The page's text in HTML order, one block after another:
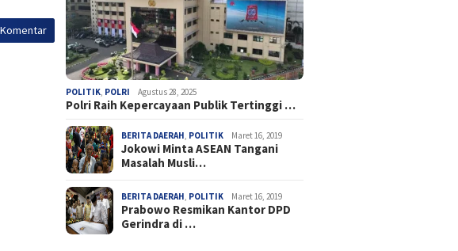
POLITIK POLRI Agustus 28, 2025
Polri Raih Kepercayaan Publik Tertinggi …
BERITA DAERAH POLITIK Maret 16, 2019
Jokowi Minta ASEAN Tangani
Masalah Musli…
BERITA DAERAH POLITIK Maret 16, 2019
Prabowo Resmikan Kantor DPD
Gerindra di …